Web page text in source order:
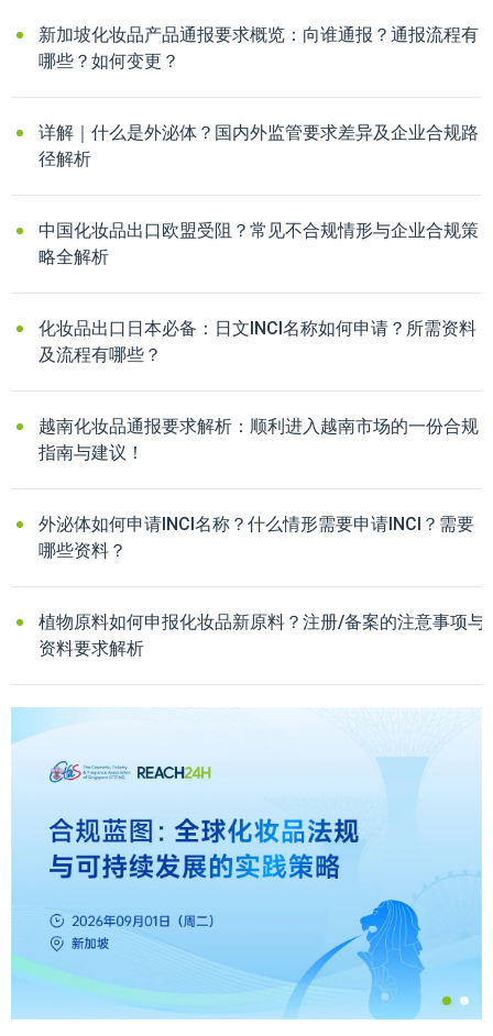
新加坡化妆品产品通报要求概览：向谁通报？通报流程有
哪些？如何变更？
详解｜什么是外泌体？国内外监管要求差异及企业合规路
径解析
中国化妆品出口欧盟受阻？常见不合规情形与企业合规策
略全解析
化妆品出口日本必备：日文INCI名称如何申请？所需资料
及流程有哪些？
越南化妆品通报要求解析：顺利进入越南市场的一份合规
指南与建议！
外泌体如何申请INCI名称？什么情形需要申请INCI？需要
哪些资料？
植物原料如何申报化妆品新原料？注册/备案的注意事项与
资料要求解析